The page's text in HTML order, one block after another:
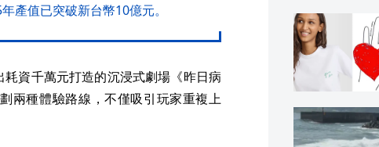
產值已突破新台幣10億元。
資千萬元打造的沉浸式劇場《昨日病
兩種體驗路線，不僅吸引玩家重複上